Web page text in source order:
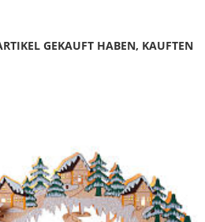
GEKAUFT HABEN, KAUFTEN